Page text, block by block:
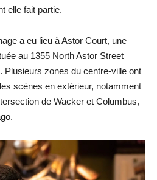
elle fait partie.
a eu lieu à Astor Court, une
au 1355 North Astor Street
Plusieurs zones du centre-ville ont
scènes en extérieur, notamment
de Wacker et Columbus,